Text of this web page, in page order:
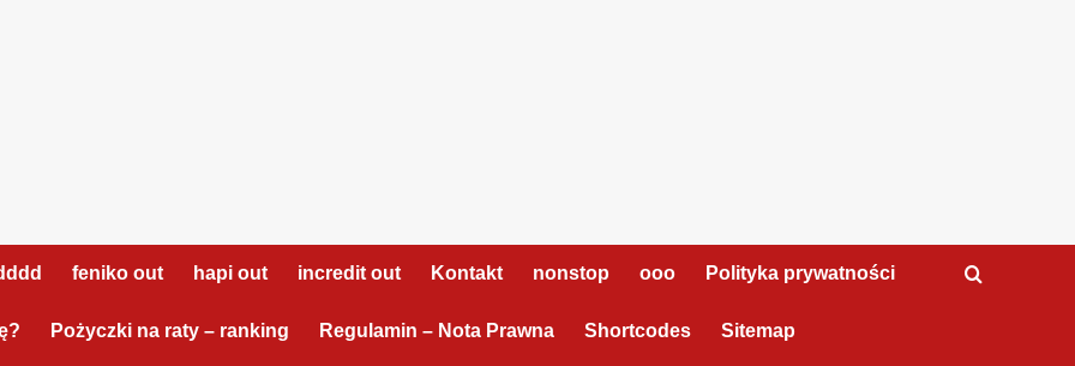
feniko out hapi out incredit out Kontakt nonstop ooo Polityka prywatności
Pożyczki na raty – ranking Regulamin – Nota Prawna Shortcodes Sitemap